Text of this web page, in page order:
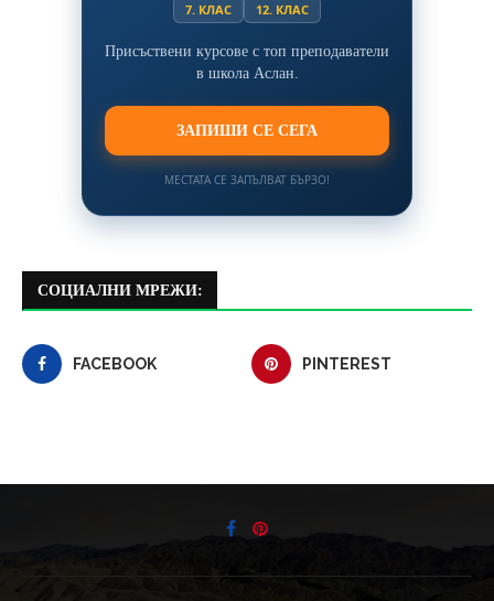
7. КЛАС 12. КЛАС
Присъствени курсове с топ преподаватели
в школа Аслан.
ЗАПИШИ СЕ СЕГА
МЕСТАТА СЕ ЗАПЪЛВАТ БЪРЗО!
СОЦИАЛНИ МРЕЖИ:
FACEBOOK PINTEREST